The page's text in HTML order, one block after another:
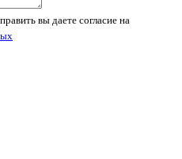
вы даете согласие на